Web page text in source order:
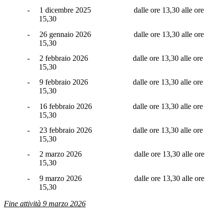
-
1 dicembre 2025
dalle ore 13,30 alle ore
15,30
-
26 gennaio 2026
dalle ore 13,30 alle ore
15,30
-
2 febbraio 2026
dalle ore 13,30 alle ore
15,30
-
9 febbraio 2026
dalle ore 13,30 alle ore
15,30
-
16 febbraio 2026
dalle ore 13,30 alle ore
15,30
-
23 febbraio 2026
dalle ore 13,30 alle ore
15,30
-
2 marzo 2026
dalle ore 13,30 alle ore
15,30
-
9 marzo 2026
dalle ore 13,30 alle ore
15,30
Fine attività 9 marzo 2026